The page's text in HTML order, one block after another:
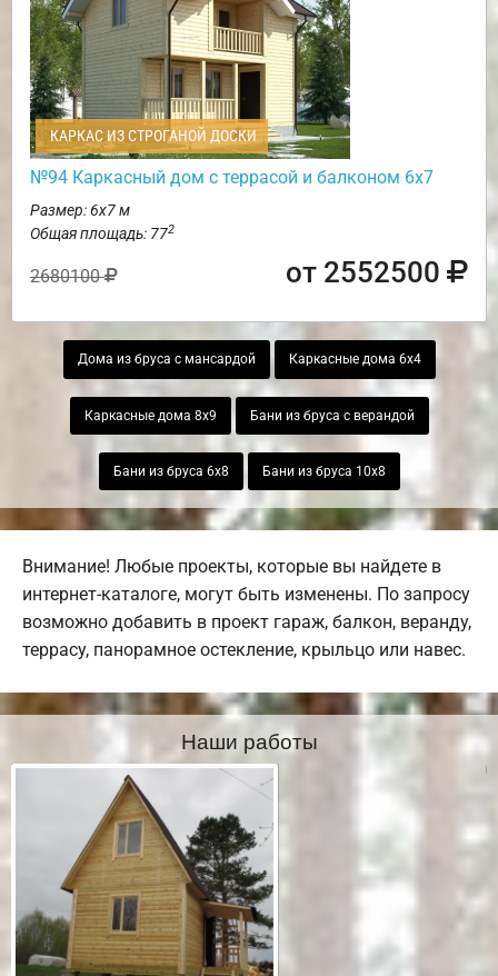
КАРКАС ИЗ СТРОГАНОЙ ДОСКИ
№94 Каркасный дом с террасой и балконом 6х7
Размер: 6х7 м
Общая площадь: 772
2680100 от 2552500
Дома из бруса с мансардой Каркасные дома 6х4
Каркасные дома 8х9 Бани из бруса с верандой
Бани из бруса 6х8 Бани из бруса 10х8
Внимание! Любые проекты, которые вы найдете в
интернет-каталоге, могут быть изменены. По запросу
возможно добавить в проект гараж, балкон, веранду,
террасу, панорамное остекление, крыльцо или навес.
Наши работы